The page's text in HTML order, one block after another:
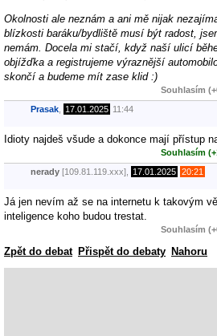
Okolnosti ale neznám a ani mě nijak
blízkosti baráku/bydliště musí být radost,
nemám. Docela mi stačí, když naší ulicí
objížďka a registrujeme výraznější
skončí a budeme mít zase klid :)
Souhlasím
Prasak 17.01.2025 11:44
Idioty najdeš všude a dokonce mají přístup
Souhlasím
nerady [109.81.119.xxx], 17.01.2025 20:21
Já jen nevím až se na internetu k takovým
inteligence koho budou trestat.
Souhlasím
Zpět do debat Přispět do debaty Nahoru